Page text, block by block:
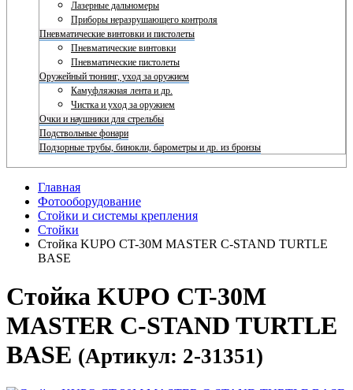
Лазерные дальномеры
Приборы неразрушающего контроля
Пневматические винтовки и пистолеты
Пневматические винтовки
Пневматические пистолеты
Оружейный тюнинг, уход за оружием
Камуфляжная лента и др.
Чистка и уход за оружием
Очки и наушники для стрельбы
Подствольные фонари
Подзорные трубы, бинокли, барометры и др. из бронзы
Главная
Фотооборудование
Стойки и системы крепления
Стойки
Стойка KUPO CT-30M MASTER C-STAND TURTLE
BASE
Стойка KUPO CT-30M
MASTER C-STAND TURTLE
BASE (Артикул: 2-31351)